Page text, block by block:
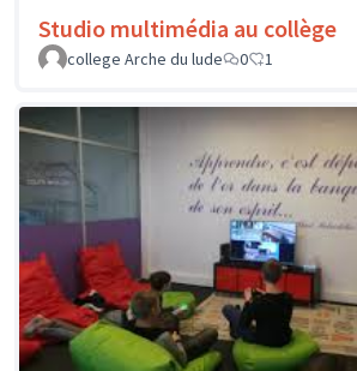
Studio multimédia au collège
college Arche du lude
0 1